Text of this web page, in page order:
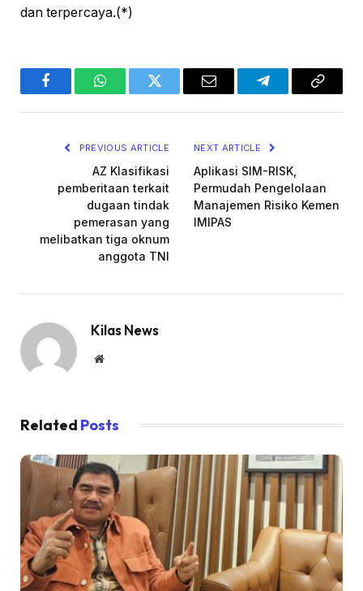
dan terpercaya.(*)
FacebookWhatsAppTwitter Email TelegramCopy
PREVIOUS ARTICLE
AZ Klasifikasi
pemberitaan terkait
dugaan tindak
pemerasan yang
melibatkan tiga oknum
anggota TNI
NEXT ARTICLE
Aplikasi SIM-RISK,
Permudah Pengelolaan
Manajemen Risiko Kemen
IMIPAS
Kilas News
Website
Related Posts